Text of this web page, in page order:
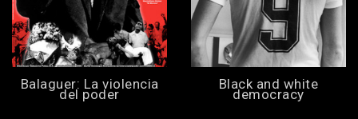
Balaguer: La violencia
del poder
Black and white
democracy